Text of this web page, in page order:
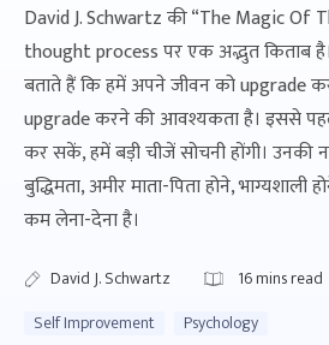
David J. Schwartz की “The Magic Of
thought process पर एक अद्भुत किताब
बताते हैं कि हमें अपने जीवन को upgrade
upgrade करने की आवश्यकता है। इससे
कर सकें, हमें बड़ी चीजें सोचनी होंगी।
बुद्धिमता, अमीर माता-पिता होने,
कम लेना-देना है।
David J. Schwartz 16mins read
Self Improvement
Psychology